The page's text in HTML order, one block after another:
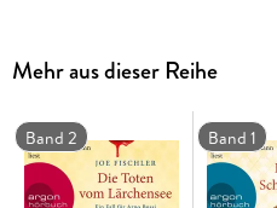
einschaltet - und dann auch
Jahrhunderts über Maria
Mehr aus dieser Reihe
Band 2 Band 1